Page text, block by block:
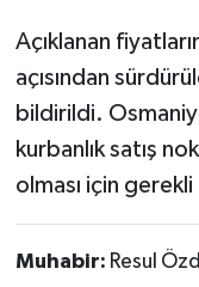
Açıklanan
açısından
bildirildi.
kurbanlık satış
olması için
Muhabir: Resul